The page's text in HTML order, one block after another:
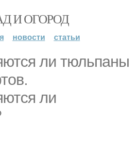
И ОГОРОД
новости статьи
ли тюльпаны
ли